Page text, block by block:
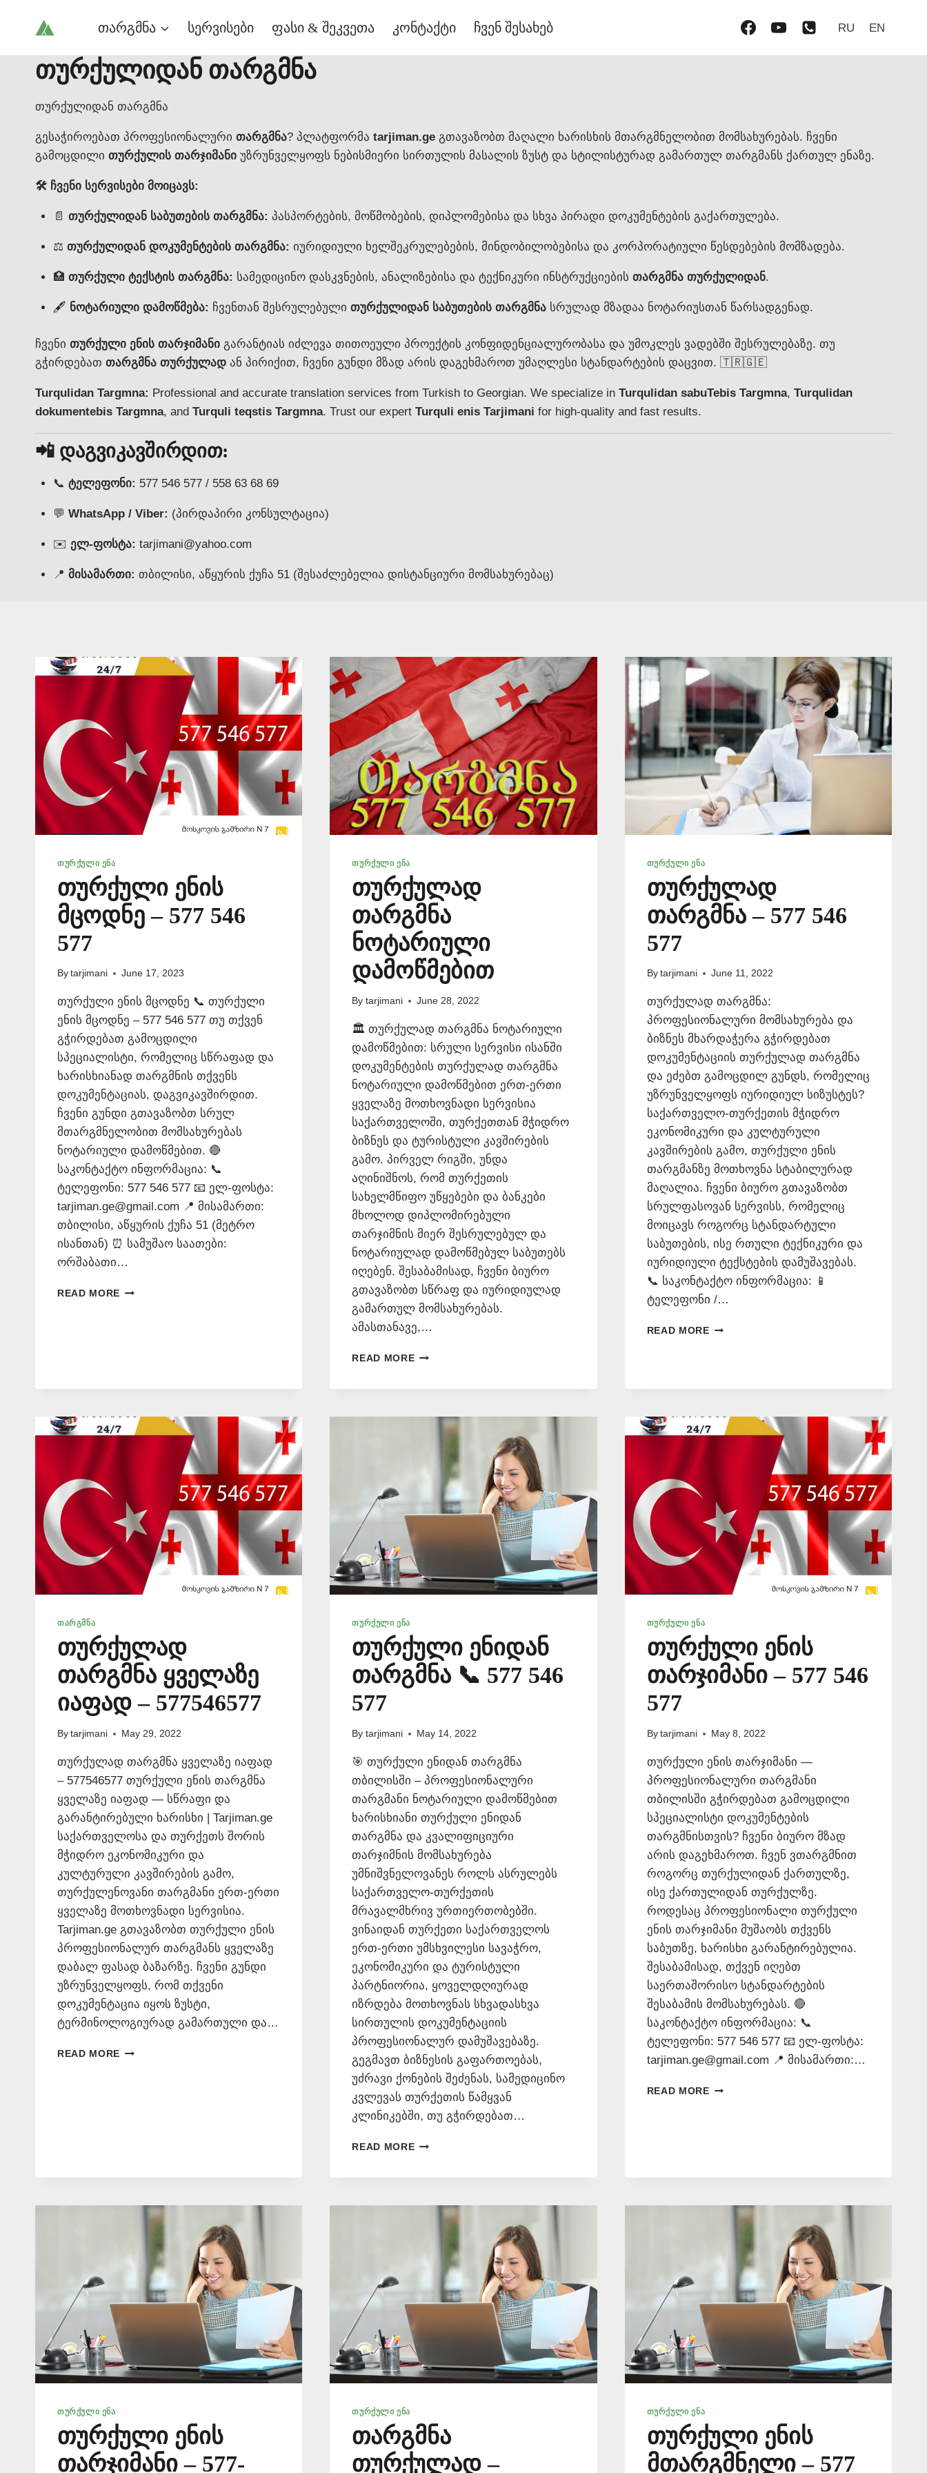
თარგმნა სერვისები ფასი & შეკვეთა კონტაქტი ჩვენ შესახებ RU EN
თურქულიდან თარგმნა
თურქულიდან თარგმნა
გესაჭიროებათ პროფესიონალური თარგმნა? პლატფორმა tarjiman.ge გთავაზობთ მაღალი ხარისხის მთარგმნელობით მომსახურებას. ჩვენი
გამოცდილი თურქულის თარჯიმანი უზრუნველყოფს ნებისმიერი სირთულის მასალის ზუსტ და სტილისტურად გამართულ თარგმანს ქართულ ენაზე.
🛠️ ჩვენი სერვისები მოიცავს:
📄 თურქულიდან საბუთების თარგმნა: პასპორტების, მოწმობების, დიპლომებისა და სხვა პირადი დოკუმენტების გაქართულება.
⚖️ თურქულიდან დოკუმენტების თარგმნა: იურიდიული ხელშეკრულებების, მინდობილობებისა და კორპორატიული წესდებების მომზადება.
🏥 თურქული ტექსტის თარგმნა: სამედიცინო დასკვნების, ანალიზებისა და ტექნიკური ინსტრუქციების თარგმნა თურქულიდან.
🖋️ ნოტარიული დამოწმება: ჩვენთან შესრულებული თურქულიდან საბუთების თარგმნასრულად მზადაა ნოტარიუსთან წარსადგენად.
ჩვენი თურქული ენის თარჯიმანი გარანტიას იძლევა თითოეული პროექტის კონფიდენციალურობასა და უმოკლეს ვადებში შესრულებაზე. თუ
გჭირდებათ თარგმნა თურქულად ან პირიქით, ჩვენი გუნდი მზად არის დაგეხმაროთ უმაღლესი სტანდარტების დაცვით. 🇹🇷🇬🇪
Turqulidan Targmna: Professional and accurate translation services from Turkish to Georgian. We specialize in Turqulidan sabuTebis Targmna, Turqulidan
dokumentebis Targmna, and Turquli teqstis Targmna. Trust our expert Turquli enis Tarjimani for high-quality and fast results.
📲 დაგვიკავშირდით:
📞 ტელეფონი: 577 546 577 / 558 63 68 69
💬 WhatsApp / Viber: (პირდაპირი კონსულტაცია)
✉️ ელ-ფოსტა: tarjimani@yahoo.com
📍 მისამართი: თბილისი, აწყურის ქუჩა 51 (შესაძლებელია დისტანციური მომსახურებაც)
ᲗᲣᲠᲥᲣᲚᲘ ᲔᲜᲐ
თურქული ენის
მცოდნე – 577 546
577
By tarjimani June 17, 2023
თურქული ენის მცოდნე 📞 თურქული
ენის მცოდნე – 577 546 577 თუ თქვენ
გჭირდებათ გამოცდილი
სპეციალისტი, რომელიც სწრაფად და
ხარისხიანად თარგმნის თქვენს
დოკუმენტაციას, დაგვიკავშირდით.
ჩვენი გუნდი გთავაზობთ სრულ
მთარგმნელობით მომსახურებას
ნოტარიული დამოწმებით. 🔴
საკონტაქტო ინფორმაცია: 📞
ტელეფონი: 577 546 577 📧 ელ-ფოსტა:
tarjiman.ge@gmail.com 📍 მისამართი:
თბილისი, აწყურის ქუჩა 51 (მეტრო
ისანთან) ⏰ სამუშაო საათები:
ორშაბათი…
READ MORE ᲗᲣᲠᲥᲣᲚᲘ
ᲗᲣᲠᲥᲣᲚᲘ ᲔᲜᲐ
თურქულად
თარგმნა
ნოტარიული
დამოწმებით
By tarjimani June 28, 2022
🏛️ თურქულად თარგმნა ნოტარიული
დამოწმებით: სრული სერვისი ისანში
დოკუმენტების თურქულად თარგმნა
ნოტარიული დამოწმებით ერთ-ერთი
ყველაზე მოთხოვნადი სერვისია
საქართველოში, თურქეთთან მჭიდრო
ბიზნეს და ტურისტული კავშირების
გამო. პირველ რიგში, უნდა
აღინიშნოს, რომ თურქეთის
სახელმწიფო უწყებები და ბანკები
მხოლოდ დიპლომირებული
თარჯიმნის მიერ შესრულებულ და
ნოტარიულად დამოწმებულ საბუთებს
იღებენ. შესაბამისად, ჩვენი ბიურო
გთავაზობთ სწრაფ და იურიდიულად
გამართულ მომსახურებას.
ამასთანავე,…
READ MOREᲗᲣᲠᲥᲣᲚᲐᲓ
ᲗᲣᲠᲥᲣᲚᲘ ᲔᲜᲐ
თურქულად
თარგმნა – 577 546
577
By tarjimani June 11, 2022
თურქულად თარგმნა:
პროფესიონალური მომსახურება და
ბიზნეს მხარდაჭერა გჭირდებათ
დოკუმენტაციის თურქულად თარგმნა
და ეძებთ გამოცდილ გუნდს, რომელიც
უზრუნველყოფს იურიდიულ სიზუსტეს?
საქართველო-თურქეთის მჭიდრო
ეკონომიკური და კულტურული
კავშირების გამო, თურქული ენის
თარგმანზე მოთხოვნა სტაბილურად
მაღალია. ჩვენი ბიურო გთავაზობთ
სრულფასოვან სერვისს, რომელიც
მოიცავს როგორც სტანდარტული
საბუთების, ისე რთული ტექნიკური და
იურიდიული ტექსტების დამუშავებას.
📞 საკონტაქტო ინფორმაცია: 📱
ტელეფონი /…
READ MOREᲗᲣᲠᲥᲣᲚᲐᲓ
ᲗᲐᲠᲒᲛᲜᲐ
თურქულად
თარგმნა ყველაზე
იაფად – 577546577
By tarjimani May 29, 2022
თურქულად თარგმნა ყველაზე იაფად
– 577546577 თურქული ენის თარგმნა
ყველაზე იაფად — სწრაფი და
გარანტირებული ხარისხი | Tarjiman.ge
საქართველოსა და თურქეთს შორის
მჭიდრო ეკონომიკური და
კულტურული კავშირების გამო,
თურქულენოვანი თარგმანი ერთ-ერთი
ყველაზე მოთხოვნადი სერვისია.
Tarjiman.ge გთავაზობთ თურქული ენის
პროფესიონალურ თარგმანს ყველაზე
დაბალ ფასად ბაზარზე. ჩვენი გუნდი
უზრუნველყოფს, რომ თქვენი
დოკუმენტაცია იყოს ზუსტი,
ტერმინოლოგიურად გამართული და…
READ MORE ᲗᲣᲠᲥᲣᲚᲐᲓ
ᲗᲣᲠᲥᲣᲚᲘ ᲔᲜᲐ
თურქული ენიდან
თარგმნა 📞 577 546
577
By tarjimani May 14, 2022
🎯 თურქული ენიდან თარგმნა
თბილისში – პროფესიონალური
თარგმანი ნოტარიული დამოწმებით
ხარისხიანი თურქული ენიდან
თარგმნა და კვალიფიციური
თარჯიმნის მომსახურება
უმნიშვნელოვანეს როლს ასრულებს
საქართველო-თურქეთის
მრავალმხრივ ურთიერთობებში.
ვინაიდან თურქეთი საქართველოს
ერთ-ერთი უმსხვილესი სავაჭრო,
ეკონომიკური და ტურისტული
პარტნიორია, ყოველდღიურად
იზრდება მოთხოვნას სხვადასხვა
სირთულის დოკუმენტაციის
პროფესიონალურ დამუშავებაზე.
გეგმავთ ბიზნესის გაფართოებას,
უძრავი ქონების შეძენას, სამედიცინო
კვლევას თურქეთის წამყვან
კლინიკებში, თუ გჭირდებათ…
READ MOREᲗᲣᲠᲥᲣᲚᲘ
ᲗᲣᲠᲥᲣᲚᲘ ᲔᲜᲐ
თურქული ენის
თარჯიმანი – 577 546
577
By tarjimani May 8, 2022
თურქული ენის თარჯიმანი —
პროფესიონალური თარგმანი
თბილისში გჭირდებათ გამოცდილი
სპეციალისტი დოკუმენტების
თარგმნისთვის? ჩვენი ბიურო მზად
არის დაგეხმაროთ. ჩვენ ვთარგმნით
როგორც თურქულიდან ქართულზე,
ისე ქართულიდან თურქულზე.
როდესაც პროფესიონალი თურქული
ენის თარჯიმანი მუშაობს თქვენს
საბუთზე, ხარისხი გარანტირებულია.
შესაბამისად, თქვენ იღებთ
საერთაშორისო სტანდარტების
შესაბამის მომსახურებას. 🔴
საკონტაქტო ინფორმაცია: 📞
ტელეფონი: 577 546 577 📧 ელ-ფოსტა:
tarjiman.ge@gmail.com 📍 მისამართი:…
READ MOREᲗᲣᲠᲥᲣᲚᲘ
ᲗᲣᲠᲥᲣᲚᲘ ᲔᲜᲐ
თურქული ენის
თარჯიმანი – 577-
ᲗᲣᲠᲥᲣᲚᲘ ᲔᲜᲐ
თარგმნა
თურქულად –
ᲗᲣᲠᲥᲣᲚᲘ ᲔᲜᲐ
თურქული ენის
მთარგმნელი – 577